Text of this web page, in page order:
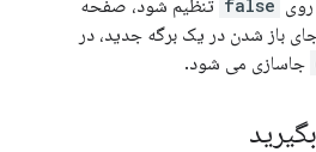
روی false تنظیم شود، صفحه
باز شدن در یک برگه جدید، در
جاسازی می شود.